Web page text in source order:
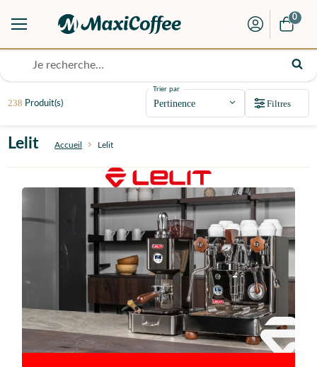
0
Lelit Accueil Lelit
238 Produit(s)
Trier par
Filtres